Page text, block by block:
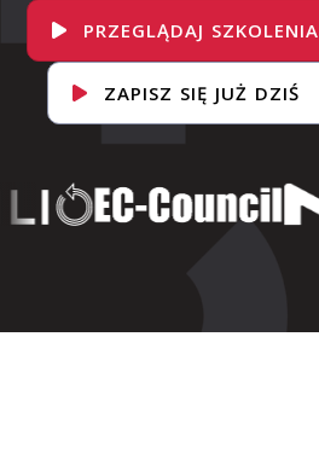
PRZEGLĄDAJ SZKOLENIA
ZAPISZ SIĘ JUŻ DZIŚ